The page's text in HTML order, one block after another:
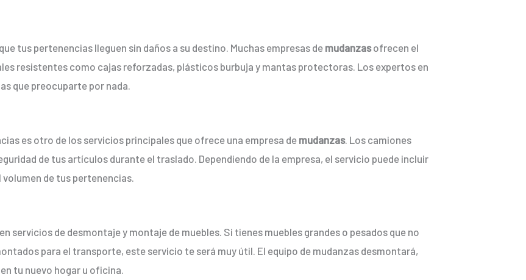
tus pertenencias lleguen sin daños a su destino. Muchas empresas de mudanzasofrecen el
resistentes como cajas reforzadas, plásticos burbuja y mantas protectoras. Los expertos en
que preocuparte por nada.
es otro de los servicios principales que ofrece una empresa de mudanzas. Los camiones
de tus artículos durante el traslado. Dependiendo de la empresa, el servicio puede incluir
de tus pertenencias.
servicios de desmontaje y montaje de muebles. Si tienes muebles grandes o pesados que no
para el transporte, este servicio te será muy útil. El equipo de mudanzas desmontará,
tu nuevo hogar u oficina.